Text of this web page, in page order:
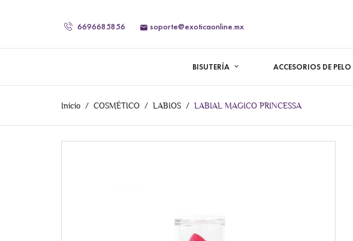
6696685856  soporte@exoticaonline.mx
BISUTERÍA ACCESORIOS DE PELO
Inicio COSMÉTICO LABIOS LABIAL MAGICO PRINCESSA